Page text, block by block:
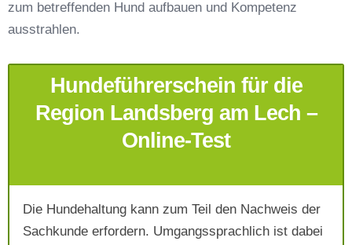
Telefonnummer*
Mit Absenden der Daten akzeptiere ich die
AGB`s.
zum betreffenden Hund aufbauen und Kompetenz
ausstrahlen.
Hundeführerschein für die
Region Landsberg am Lech –
Online-Test
Die Hundehaltung kann zum Teil den Nachweis der
Sachkunde erfordern. Umgangssprachlich ist dabei